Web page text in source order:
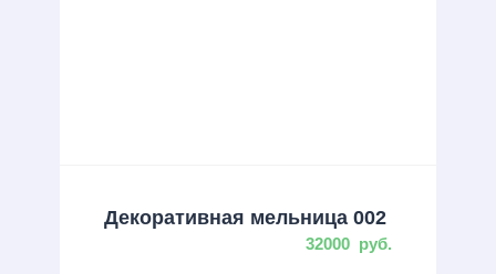
Декоративная мельница 002
32000 руб.